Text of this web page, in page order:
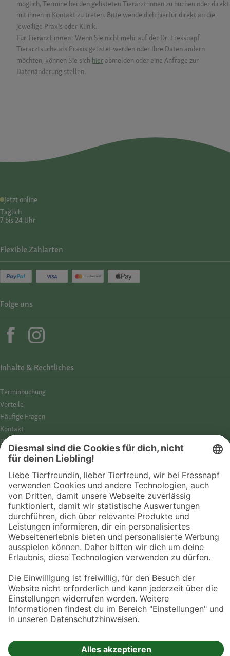
möglich, Termine bei den gelisteten Tierärzt:innen zu buchen oder direkt
mit ihnen in Kontakt zu treten. Bitte wende dich hierfür direkt an die
jeweilige Praxis oder Klinik.
Für Tierärzt:innen: Wenn Sie nicht mehr auf der Dr. Fressnapf
Tierarztsuche als Praxis gelistet werden oder Ihre Daten ändern
möchten, können Sie sich hier abmelden oder eine Anfrage zur
Datenänderung stellen.
Jetzt online
Täglich
7 bis 24 Uhr
© 2026 Fressnapf Tiernahrungs GmbH
Westpreußenstraße 32-38
47809 Krefeld
Inhalte & Rechtliches
Termin­buchung
Vorteile
Häufige Fragen
Kontakt
Barrierefreiheit
Impressum
Cookies
AGB
Entdecke Fressnapf
Tierversicherung
GPS-Tracker
Fressnapf Salon
Online-Shop
Flexible Zahlarten
Folge uns